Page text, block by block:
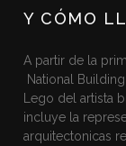
Y CÓMO
A partir de la
National
Lego del artista
incluye la
arquitectonicas